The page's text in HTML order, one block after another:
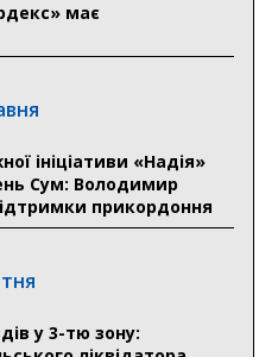
Пенсійний фонд
допомогу на зиму
пенсій: у
що робити
має
ініціативи «Надія»
Сум: Володимир
прикордоння
у 3-тю зону: